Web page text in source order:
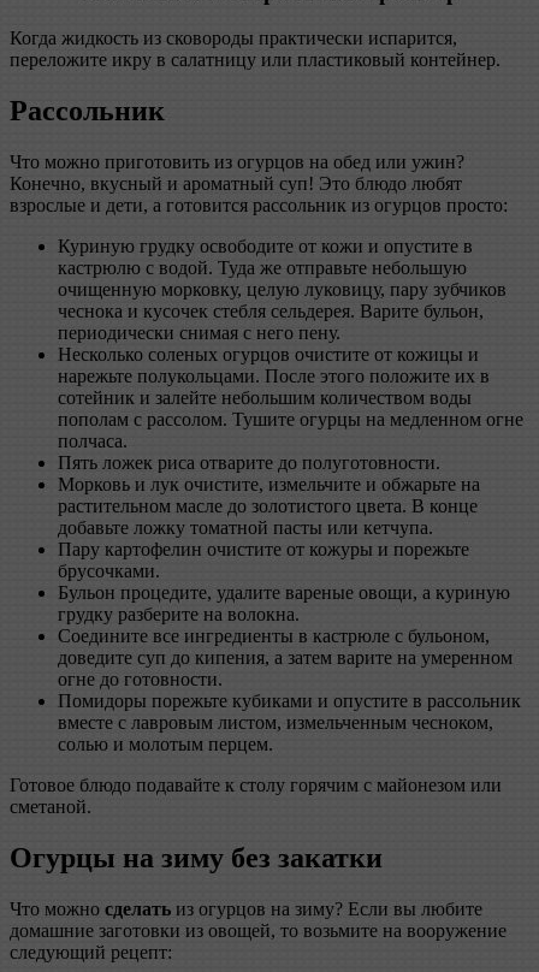
Когда жидкость из сковороды практически испарится,
переложите икру в салатницу или пластиковый контейнер.
Рассольник
Что можно приготовить из огурцов на обед или ужин?
Конечно, вкусный и ароматный суп! Это блюдо любят
взрослые и дети, а готовится рассольник из огурцов просто:
Куриную грудку освободите от кожи и опустите в
кастрюлю с водой. Туда же отправьте небольшую
очищенную морковку, целую луковицу, пару зубчиков
чеснока и кусочек стебля сельдерея. Варите бульон,
периодически снимая с него пену.
Несколько соленых огурцов очистите от кожицы и
нарежьте полукольцами. После этого положите их в
сотейник и залейте небольшим количеством воды
пополам с рассолом. Тушите огурцы на медленном огне
полчаса.
Пять ложек риса отварите до полуготовности.
Морковь и лук очистите, измельчите и обжарьте на
растительном масле до золотистого цвета. В конце
добавьте ложку томатной пасты или кетчупа.
Пару картофелин очистите от кожуры и порежьте
брусочками.
Бульон процедите, удалите вареные овощи, а куриную
грудку разберите на волокна.
Соедините все ингредиенты в кастрюле с бульоном,
доведите суп до кипения, а затем варите на умеренном
огне до готовности.
Помидоры порежьте кубиками и опустите в рассольник
вместе с лавровым листом, измельченным чесноком,
солью и молотым перцем.
Готовое блюдо подавайте к столу горячим с майонезом или
сметаной.
Огурцы на зиму без закатки
Что можно сделать из огурцов на зиму? Если вы любите
домашние заготовки из овощей, то возьмите на вооружение
следующий рецепт: